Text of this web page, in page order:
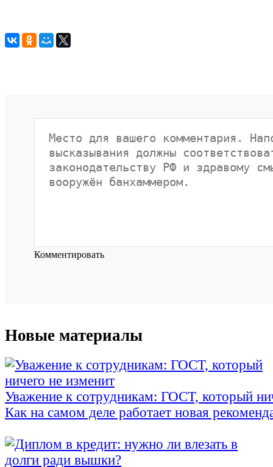
Комментировать
Новые материалы
Уважение к сотрудникам: ГОСТ, который
Как на самом деле работает новая